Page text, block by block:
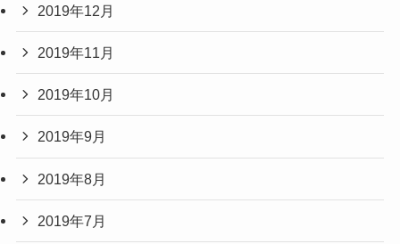
2019年12月
2019年11月
2019年10月
2019年9月
2019年8月
2019年7月